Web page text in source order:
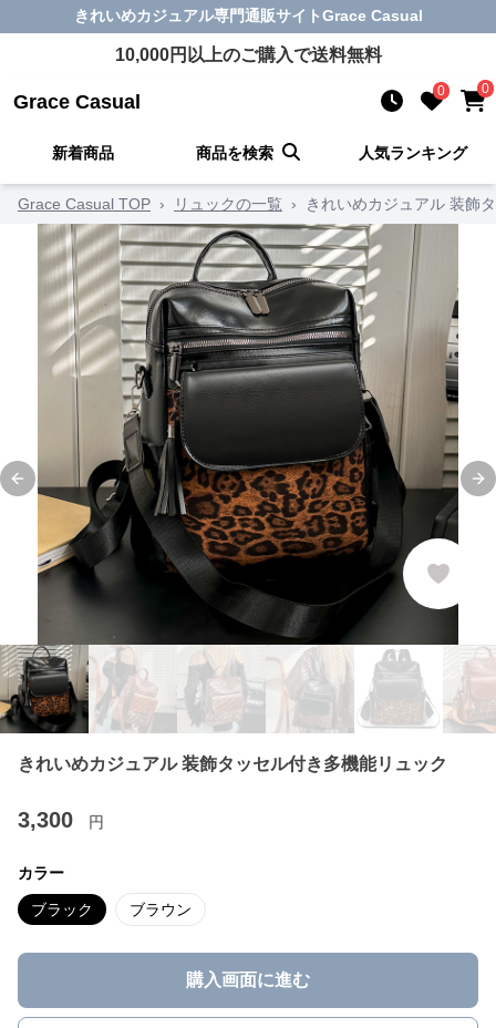
きれいめカジュアル専門通販サイトGrace Casual
10,000円以上のご購入で送料無料
Grace Casual 0 0
新着商品 商品を検索 人気ランキング
Grace Casual TOP › リュックの一覧 › きれいめカジュアル 装飾
Previous slide
きれいめカジュアル 装飾タッセル付き多機能リュック
3,300 円
カラー
ブラック ブラウン
購入画面に進む